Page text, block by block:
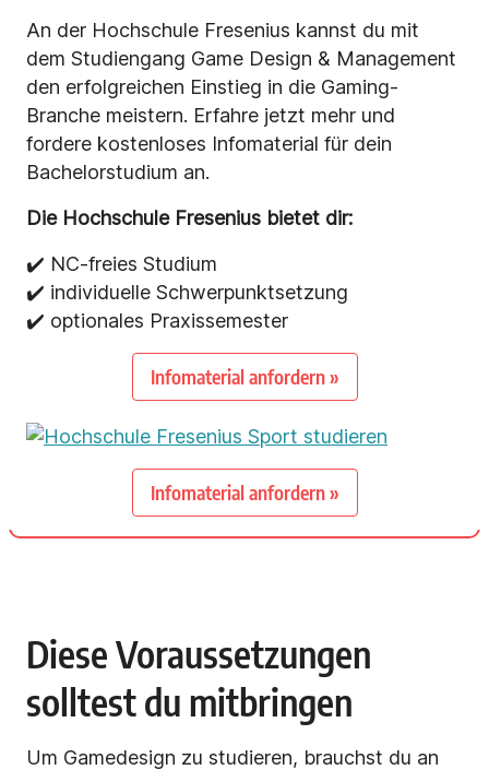
An der Hochschule Fresenius kannst du mit
dem Studiengang Game Design & Management
den erfolgreichen Einstieg in die Gaming-
Branche meistern. Erfahre jetzt mehr und
fordere kostenloses Infomaterial für dein
Bachelorstudium an.
Die Hochschule Fresenius bietet dir:
✔️ NC-freies Studium
✔️ individuelle Schwerpunktsetzung
✔️ optionales Praxissemester
Infomaterial anfordern »
Infomaterial anfordern »
Diese Voraussetzungen
solltest du mitbringen
Um Gamedesign zu studieren, brauchst du an